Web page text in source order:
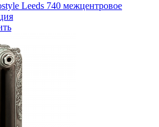
Leeds 740 межцентровое